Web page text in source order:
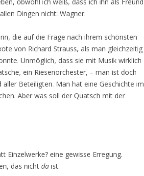
Dingen nicht: Wagner.
die auf die Frage nach ihrem schönsten
von Richard Strauss, als man gleichzeitig
Unmöglich, dass sie mit Musik wirklich
ein Riesenorchester, – man ist doch
Beteiligten. Man hat eine Geschichte im
Aber was soll der Quatsch mit der
Einzelwerke? eine gewisse Erregung.
das nicht da ist.